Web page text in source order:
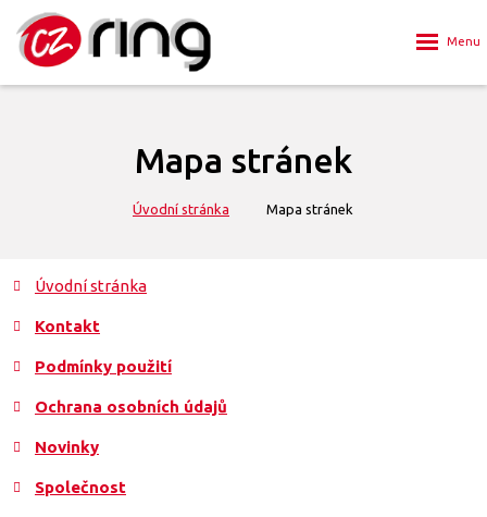
Mapa stránek
Úvodní stránka Mapa stránek
Úvodní stránka
Kontakt
Podmínky použití
Ochrana osobních údajů
Novinky
Společnost